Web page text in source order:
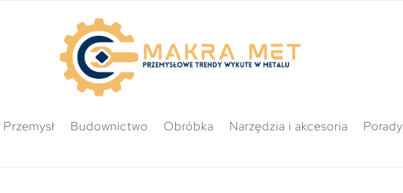
Przemysł Budownictwo Obróbka Narzędzia i akcesoria Porady